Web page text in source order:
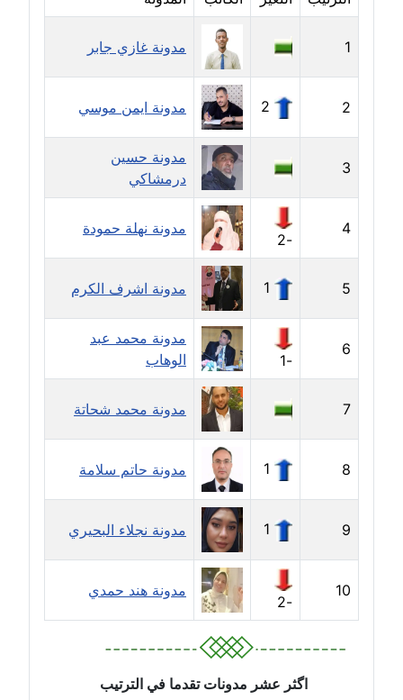
مدونة إيناس عراقي
مدونة آيه ابو زهرة
مدونة آية الدرديري
عاملة
مدونة آيه الغمري
مدونة آية عبد العزيز
عاملة
مدونة ايهاب همام
مدونة بيان هدية
عاملة
مدونة تامر زيدان
عاملة
مدونة تسنيم فضالي
عاملة
مدونة ثائر دالي
1 مدونة غازي جابر
2
2 مدونة ايمن موسي
3
مدونة حسين
درمشاكي
4
-2
مدونة نهلة حمودة
5
1 مدونة اشرف الكرم
6
-1
مدونة محمد عبد
الوهاب
7 مدونة محمد شحاتة
8
1 مدونة حاتم سلامة
9
1 مدونة نجلاء البحيري
10
-2
مدونة هند حمدي
اگثر عشر مدونات تقدما في الترتيب